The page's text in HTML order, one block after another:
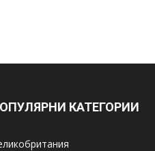
КАТЕГОРИИ